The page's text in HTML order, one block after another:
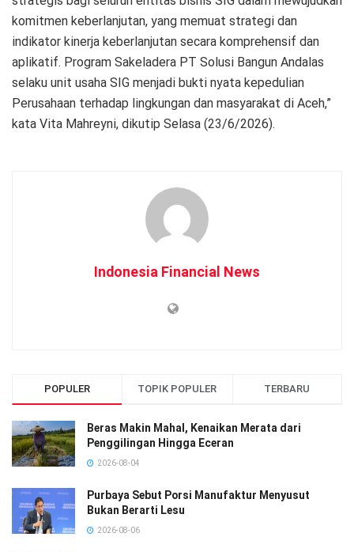
komitmen keberlanjutan, yang memuat strategi dan
indikator kinerja keberlanjutan secara komprehensif dan
aplikatif. Program Sakeladera PT Solusi Bangun Andalas
selaku unit usaha SIG menjadi bukti nyata kepedulian
Perusahaan terhadap lingkungan dan masyarakat di Aceh,”
kata Vita Mahreyni, dikutip Selasa (23/6/2026).
Indonesia Financial News
POPULER TOPIK POPULER TERBARU
Beras Makin Mahal, Kenaikan Merata dari
Penggilingan Hingga Eceran
2026-08-04
Purbaya Sebut Porsi Manufaktur Menyusut
Bukan Berarti Lesu
2026-08-06